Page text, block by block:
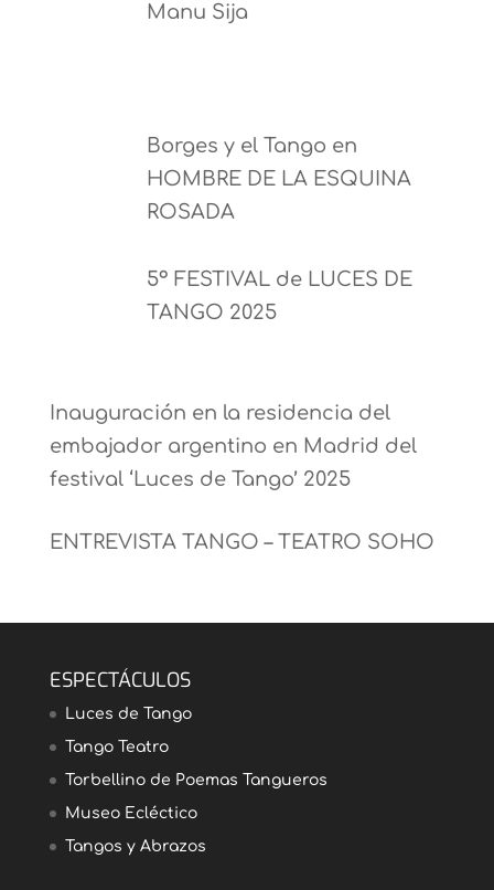
Manu Sija
Borges y el Tango en
HOMBRE DE LA ESQUINA
ROSADA
5º FESTIVAL de LUCES DE
TANGO 2025
Inauguración en la residencia del
embajador argentino en Madrid del
festival ‘Luces de Tango’ 2025
ENTREVISTA TANGO – TEATRO SOHO
ESPECTÁCULOS
Luces de Tango
Tango Teatro
Torbellino de Poemas Tangueros
Museo Ecléctico
Tangos y Abrazos